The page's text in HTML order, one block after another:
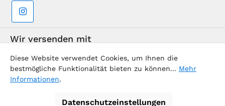
Wir versenden mit
Diese Website verwendet Cookies, um Ihnen die
bestmögliche Funktionalität bieten zu können... Mehr
Informationen.
Datenschutzeinstellungen